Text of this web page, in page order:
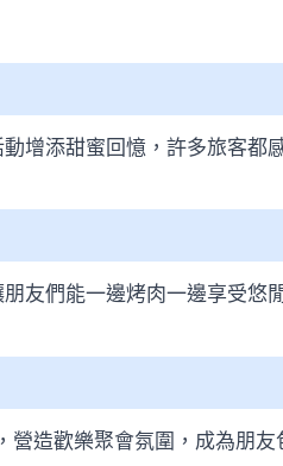
增添甜蜜回憶，許多旅客都
友們能一邊烤肉一邊享受悠
造歡樂聚會氛圍，成為朋友